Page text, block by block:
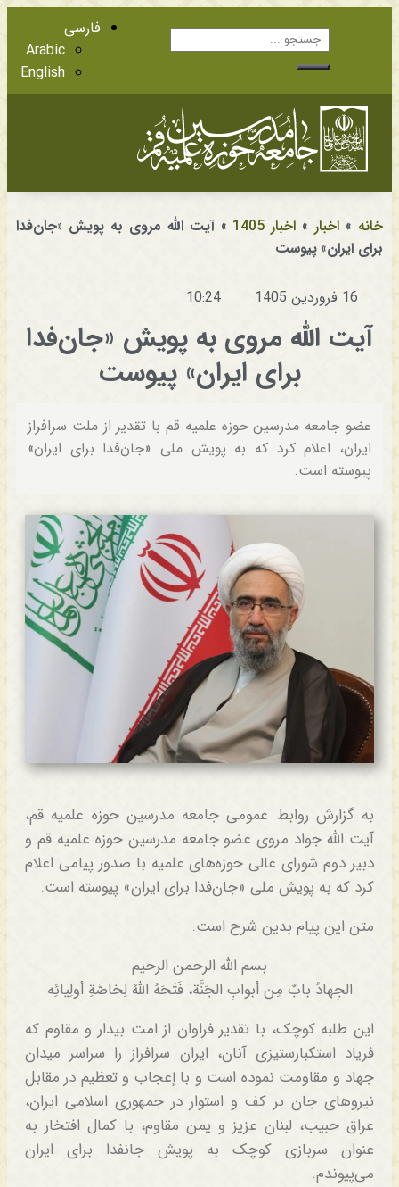
فارسی
Arabic
English
خانه » اخبار» اخبار 1405 »آیت الله مروی به پویش «جان‌فدا
برای ایران» پیوست
16 فروردین 1405 10:24
آیت الله مروی به پویش «جان‌فدا
برای ایران» پیوست
عضو جامعه مدرسین حوزه علمیه قم با تقدیر از ملت سرافراز
ایران، اعلام کرد که به پویش ملی «جان‌فدا برای ایران»
پیوسته است.
به گزارش روابط عمومی جامعه مدرسین حوزه علمیه قم،
آیت الله جواد مروی عضو جامعه مدرسین حوزه علمیه قم و
دبیر دوم شورای عالی حوزه‌های علمیه با صدور پیامی اعلام
کرد که به پویش ملی «جان‌فدا برای ایران» پیوسته است.
متن این پیام بدین شرح است:
بسم الله الرحمن الرحیم
الجِهادُ بابٌ مِن أبوابِ الجَنَّة، فَتَحَهُ اللهُ لِخاصَّةِ أولِیائِه
این طلبه کوچک، با تقدیر فراوان از امت بیدار و مقاوم که
فریاد استکبارستیزی آنان، ایران سرافراز را سراسر میدان
جهاد و مقاومت نموده است و با إعجاب و تعظیم در مقابل
نیروهای جان بر کف و استوار در جمهوری اسلامی ایران،
عراق حبیب، لبنان عزیز و یمن مقاوم، با کمال افتخار به
عنوان سربازی کوچک به پویش جانفدا برای ایران
می‌پیوندم.